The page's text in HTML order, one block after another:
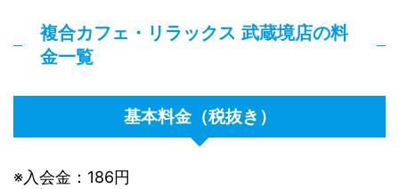
複合カフェ・リラックス 武蔵境店の料
金一覧
基本料金（税抜き）
※入会金：186円